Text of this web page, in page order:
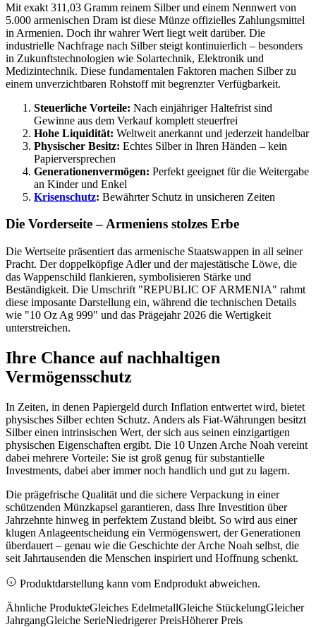
Mit exakt 311,03 Gramm reinem Silber und einem Nennwert von
5.000 armenischen Dram ist diese Münze offizielles Zahlungsmittel
in Armenien. Doch ihr wahrer Wert liegt weit darüber. Die
industrielle Nachfrage nach Silber steigt kontinuierlich – besonders
in Zukunftstechnologien wie Solartechnik, Elektronik und
Medizintechnik. Diese fundamentalen Faktoren machen Silber zu
einem unverzichtbaren Rohstoff mit begrenzter Verfügbarkeit.
Steuerliche Vorteile: Nach einjähriger Haltefrist sind
Gewinne aus dem Verkauf komplett steuerfrei
Hohe Liquidität: Weltweit anerkannt und jederzeit handelbar
Physischer Besitz: Echtes Silber in Ihren Händen – kein
Papierversprechen
Generationenvermögen: Perfekt geeignet für die Weitergabe
an Kinder und Enkel
Krisenschutz: Bewährter Schutz in unsicheren Zeiten
Die Vorderseite – Armeniens stolzes Erbe
Die Wertseite präsentiert das armenische Staatswappen in all seiner
Pracht. Der doppelköpfige Adler und der majestätische Löwe, die
das Wappenschild flankieren, symbolisieren Stärke und
Beständigkeit. Die Umschrift "REPUBLIC OF ARMENIA" rahmt
diese imposante Darstellung ein, während die technischen Details
wie "10 Oz Ag 999" und das Prägejahr 2026 die Wertigkeit
unterstreichen.
Ihre Chance auf nachhaltigen
Vermögensschutz
In Zeiten, in denen Papiergeld durch Inflation entwertet wird, bietet
physisches Silber echten Schutz. Anders als Fiat-Währungen besitzt
Silber einen intrinsischen Wert, der sich aus seinen einzigartigen
physischen Eigenschaften ergibt. Die 10 Unzen Arche Noah vereint
dabei mehrere Vorteile: Sie ist groß genug für substantielle
Investments, dabei aber immer noch handlich und gut zu lagern.
Die prägefrische Qualität und die sichere Verpackung in einer
schützenden Münzkapsel garantieren, dass Ihre Investition über
Jahrzehnte hinweg in perfektem Zustand bleibt. So wird aus einer
klugen Anlageentscheidung ein Vermögenswert, der Generationen
überdauert – genau wie die Geschichte der Arche Noah selbst, die
seit Jahrtausenden die Menschen inspiriert und Hoffnung schenkt.
Produktdarstellung kann vom Endprodukt abweichen.
Ähnliche ProdukteGleiches EdelmetallGleiche StückelungGleicher
JahrgangGleiche SerieNiedrigerer PreisHöherer Preis